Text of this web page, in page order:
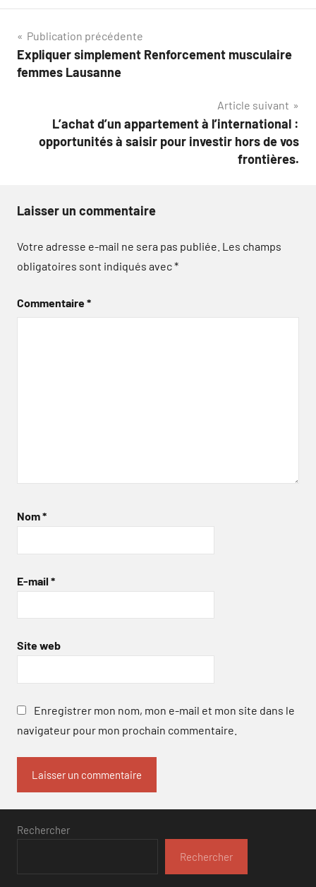
Navigation
de
Publication précédente
Expliquer simplement Renforcement musculaire
femmes Lausanne
Article suivant
L’achat d’un appartement à l’international :
opportunités à saisir pour investir hors de vos
frontières.
Laisser un commentaire
Votre adresse e-mail ne sera pas publiée. Les champs
obligatoires sont indiqués avec*
Commentaire*
Nom*
E-mail *
Site web
Enregistrer mon nom, mon e-mail et mon site dans le
navigateur pour mon prochain commentaire.
Rechercher
Rechercher